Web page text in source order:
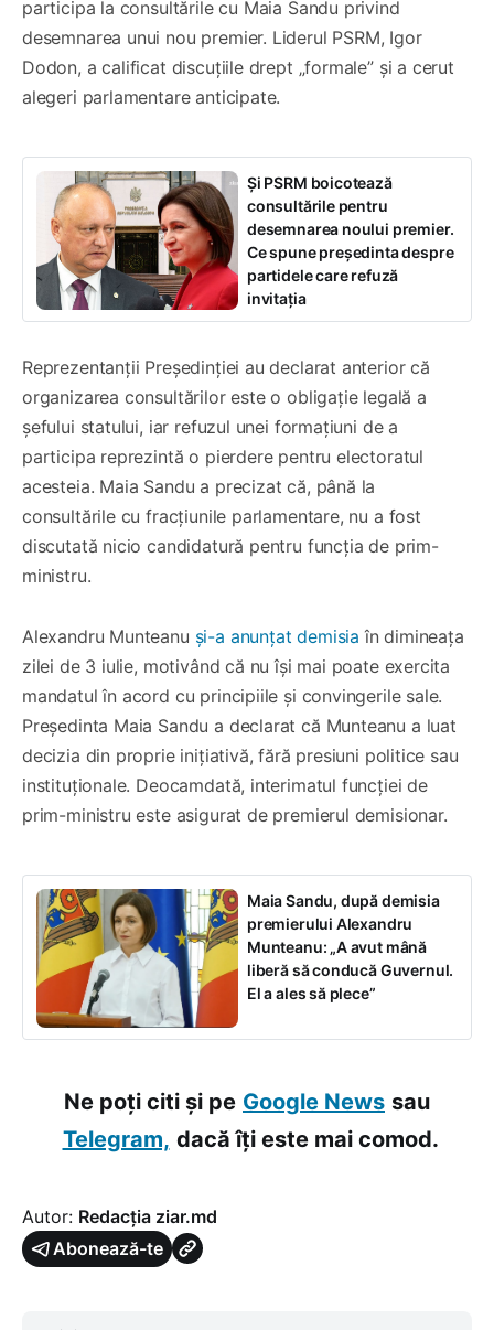
participa la consultările cu Maia Sandu privind
desemnarea unui nou premier. Liderul PSRM, Igor
Dodon, a calificat discuțiile drept „formale” și a cerut
alegeri parlamentare anticipate.
Și PSRM boicotează
consultările pentru
desemnarea noului premier.
Ce spune președinta despre
partidele care refuză
invitația
Reprezentanții Președinției au declarat anterior că
organizarea consultărilor este o obligație legală a
șefului statului, iar refuzul unei formațiuni de a
participa reprezintă o pierdere pentru electoratul
acesteia. Maia Sandu a precizat că, până la
consultările cu fracțiunile parlamentare, nu a fost
discutată nicio candidatură pentru funcția de prim-
ministru.
Alexandru Munteanu și-a anunțat demisia în dimineața
zilei de 3 iulie, motivând că nu își mai poate exercita
mandatul în acord cu principiile și convingerile sale.
Președinta Maia Sandu a declarat că Munteanu a luat
decizia din proprie inițiativă, fără presiuni politice sau
instituționale. Deocamdată, interimatul funcției de
prim-ministru este asigurat de premierul demisionar.
Maia Sandu, după demisia
premierului Alexandru
Munteanu: „A avut mână
liberă să conducă Guvernul.
El a ales să plece”
Ne poți citi și pe Google News sau
Telegram, dacă îți este mai comod.
Autor: Redacția ziar.md
Abonează-te